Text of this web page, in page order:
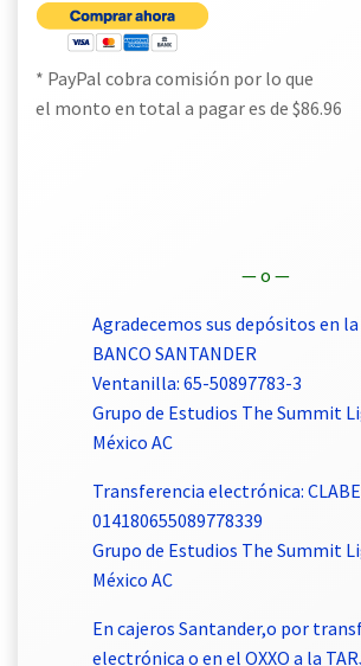
* PayPal cobra comisión por lo que
el monto en total a pagar es de $86.96
— o —
Agradecemos sus depósitos en
BANCO SANTANDER
Ventanilla: 65-50897783-3
Grupo de Estudios The Summit
México AC
Transferencia electrónica: CLABE
014180655089778339
Grupo de Estudios The Summit
México AC
En cajeros Santander,o por
electrónica o en el OXXO a la